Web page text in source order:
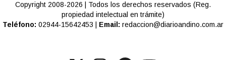
Copyright 2008-2026 | Todos los derechos reservados (Reg.
propiedad intelectual en trámite)
Teléfono: 02944-15642453 | Email: redaccion@diarioandino.com.ar